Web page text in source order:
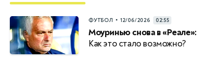
ФУТБОЛ • 12/06/2026 02:55
Моуринью снова в «Реале»:
Как это стало возможно?